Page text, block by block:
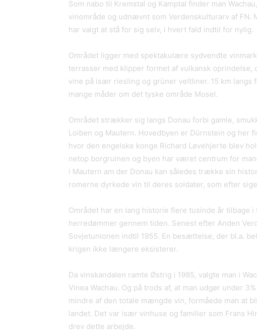
Som nabo til Kremstal og Kamptal finder man
vinområde og udnævnt som Verdenskulturarv af FN.
har valgt at stå for sig selv, i hvert fald indtil for nylig.
Området ligger med spektakulære sydvendte
terrasser med klipper formet af vulkansk
vine på især riesling og grüner veltliner. 15 km
mange måder om det tyske område Mosel.
Området strækker sig langs Donau forbi gamle,
Loiben og Mautern. Hovedbyen er Dürnstein og her
hvor den engelske konge Richard Løvehjerte blev
netop borgruinen og byen har været centrum for
i Mautern am der Donau kan således trække sin
romerne dyrkede vin til deres soldater, som efter
Området har en lang historie flere tusinde år tilbage
herredømmer gennem tiden. Senest efter Anden
Sovjetunionen indtil 1955. En besættelse, der bl.a.
krigen ikke længere eksisterer.
Da vinskandalen ramte Østrig i 1985, valgte man i
Vinea Wachau. Og på trods af, at man udgør under
mindre af den totale mængde vin, formåede man at
landet. Det var især vinhuse og familier som Frans
drev dette arbejde.